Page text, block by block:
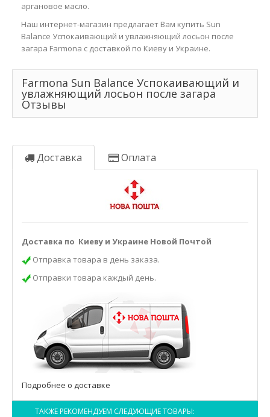
аргановое масло.
Наш интернет-магазин предлагает Вам купить Sun
Balance Успокаивающий и увлажняющий лосьон после
загара Farmona с доставкой по Киеву и Украине.
Farmona Sun Balance Успокаивающий и
увлажняющий лосьон после загара
Отзывы
Доставка Оплата
Доставка по Киеву и Украине Новой Почтой
Отправка товара в день заказа.
Отправки товара каждый день.
Подробнее о доставке
ТАКЖЕ РЕКОМЕНДУЕМ СЛЕДУЮЩИЕ ТОВАРЫ: